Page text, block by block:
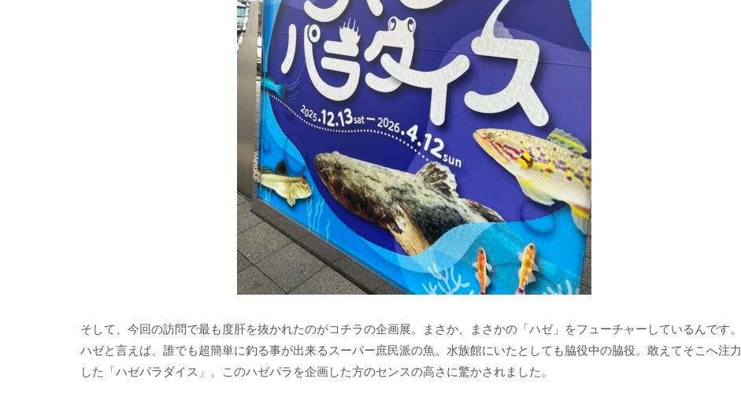
そして、今回の訪問で最も度肝を抜かれたのがコチラの企画展。まさか、まさかの「ハゼ」をフューチャーしているんです。
ハゼと言えば、誰でも超簡単に釣る事が出来るスーパー庶民派の魚。水族館にいたとしても脇役中の脇役。敢えてそこへ注力
した「ハゼパラダイス」。このハゼパラを企画した方のセンスの高さに驚かされました。